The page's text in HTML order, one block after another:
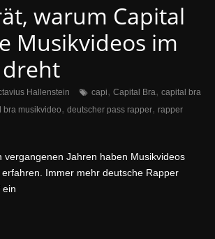
warum Capital
Musikvideos im
Hallenstein capi, Capital Bra, capital bra
bra musikvideo, deutscher pass rapper, rapper
vergangenen Jahren haben Musikvideos
Immer mehr deutsche Rapper
ein